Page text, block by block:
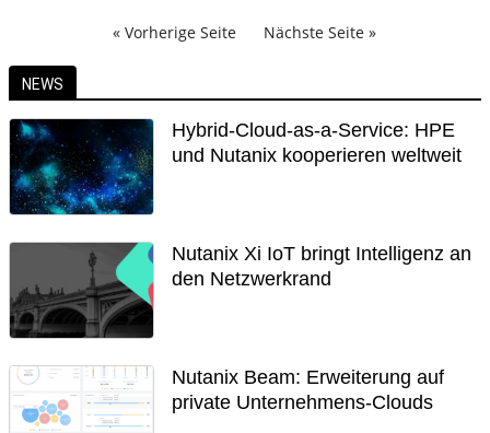
« Vorherige Seite Nächste Seite »
NEWS
Hybrid-Cloud-as-a-Service: HPE
und Nutanix kooperieren weltweit
Nutanix Xi IoT bringt Intelligenz an
den Netzwerkrand
Nutanix Beam: Erweiterung auf
private Unternehmens-Clouds